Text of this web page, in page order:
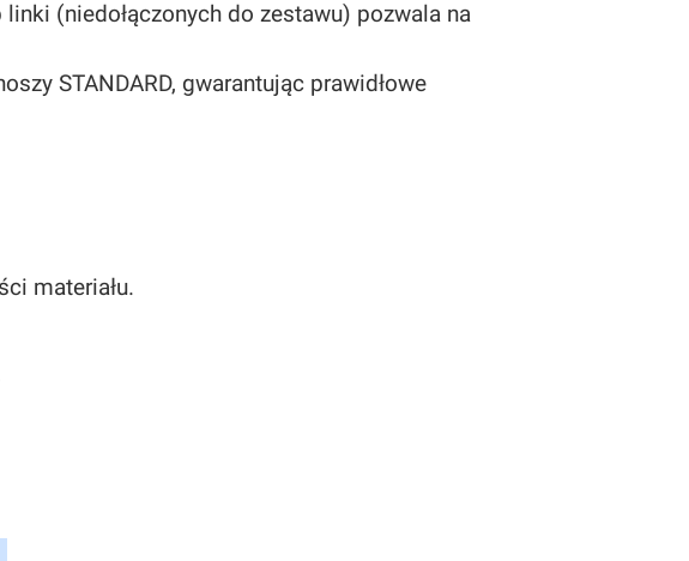
(niedołączonych do zestawu) pozwala na
STANDARD, gwarantując prawidłowe
materiału.